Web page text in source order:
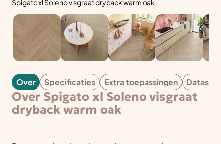
Spigato xl Soleno visgraat dryback warm oak
Over Specificaties Extra toepassingen
Over Spigato xl Soleno visgraat
dryback warm oak